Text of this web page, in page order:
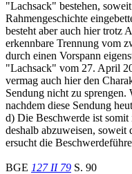
"Lachsack" bestehen,
Rahmengeschichte
besteht aber auch hier trotz
erkennbare Trennung vom
durch einen Vorspann
"Lachsack" vom 27. April
vermag auch hier den
Sendung nicht zu
nachdem diese Sendung
d) Die Beschwerde ist
deshalb abzuweisen, soweit
ersucht die
BGE 127 II 79 S. 90